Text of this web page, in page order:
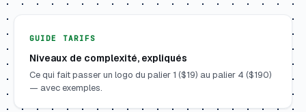
GUIDE TARIFS
Niveaux de complexité, expliqués
Ce qui fait passer un logo du palier 1 ($19) au palier 4 ($190)
— avec exemples.